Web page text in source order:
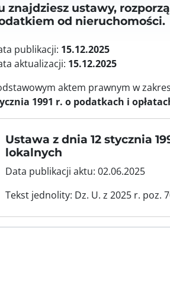
znajdziesz ustawy,
od nieruchomości.
publikacji: 15.12.2025
aktualizacji: 15.12.2025
aktem prawnym w
1991 r. o podatkach i
Ustawa z dnia 12 stycznia
lokalnych
Data publikacji aktu: 02.06.2025
Tekst jednolity: Dz. U. z 2025 r. poz.